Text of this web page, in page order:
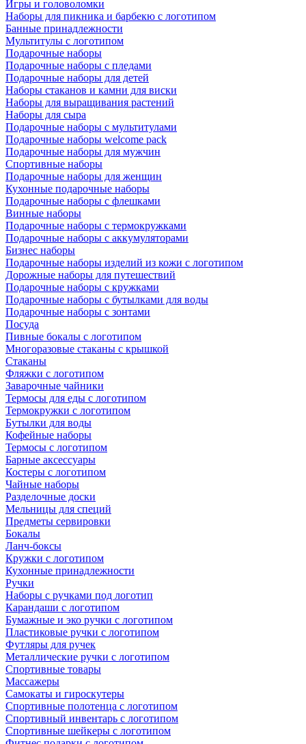
Игры и головоломки
Наборы для пикника и барбекю с логотипом
Банные принадлежности
Мультитулы с логотипом
Подарочные наборы
Подарочные наборы с пледами
Подарочные наборы для детей
Наборы стаканов и камни для виски
Наборы для выращивания растений
Наборы для сыра
Подарочные наборы с мультитулами
Подарочные наборы welcome pack
Подарочные наборы для мужчин
Спортивные наборы
Подарочные наборы для женщин
Кухонные подарочные наборы
Подарочные наборы с флешками
Винные наборы
Подарочные наборы с термокружками
Подарочные наборы с аккумуляторами
Бизнес наборы
Подарочные наборы изделий из кожи с логотипом
Дорожные наборы для путешествий
Подарочные наборы с кружками
Подарочные наборы с бутылками для воды
Подарочные наборы с зонтами
Посуда
Пивные бокалы с логотипом
Многоразовые стаканы с крышкой
Стаканы
Фляжки с логотипом
Заварочные чайники
Термосы для еды с логотипом
Термокружки с логотипом
Бутылки для воды
Кофейные наборы
Термосы с логотипом
Барные аксессуары
Костеры с логотипом
Чайные наборы
Разделочные доски
Мельницы для специй
Предметы сервировки
Бокалы
Ланч-боксы
Кружки с логотипом
Кухонные принадлежности
Ручки
Наборы с ручками под логотип
Карандаши с логотипом
Бумажные и эко ручки с логотипом
Пластиковые ручки с логотипом
Футляры для ручек
Металлические ручки с логотипом
Спортивные товары
Массажеры
Самокаты и гироскутеры
Спортивные полотенца с логотипом
Спортивный инвентарь с логотипом
Спортивные шейкеры с логотипом